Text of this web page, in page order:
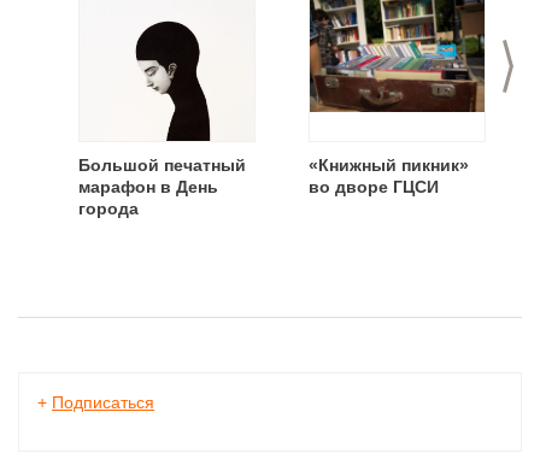
>
Большой печатный
марафон в День
города
«Книжный пикник»
во дворе ГЦСИ
+ Подписаться